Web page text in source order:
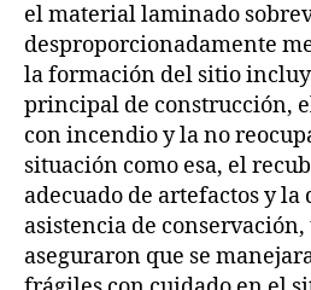
el material laminado
desproporcionadamente
la formación del sitio
principal de construcción,
con incendio y la no
situación como esa, el
adecuado de artefactos y
asistencia de
aseguraron que se